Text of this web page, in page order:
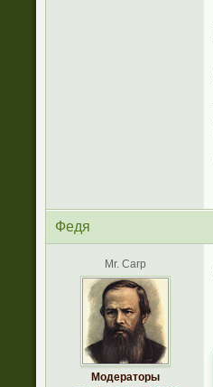
Федя
Mr. Carp
Модераторы